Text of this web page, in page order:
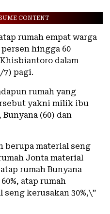
CONTENT
rumah empat warga
hingga 60
dalam
7) pagi.
rumah yang
yakni milik ibu
(60) dan
berupa material seng
Jonta material
rumah Bunyana
atap rumah
seng kerusakan 30%,\”